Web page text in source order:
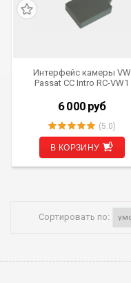
Интерфейс камеры VW
Passat CC Intro RC-VW1
6 000 руб
(5.0)
В КОРЗИНУ
Сортировать по: